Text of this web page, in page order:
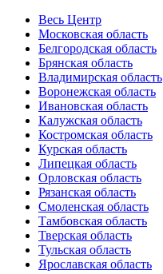
Весь Центр
Московская область
Белгородская область
Брянская область
Владимирская область
Воронежская область
Ивановская область
Калужская область
Костромская область
Курская область
Липецкая область
Орловская область
Рязанская область
Смоленская область
Тамбовская область
Тверская область
Тульская область
Ярославская область